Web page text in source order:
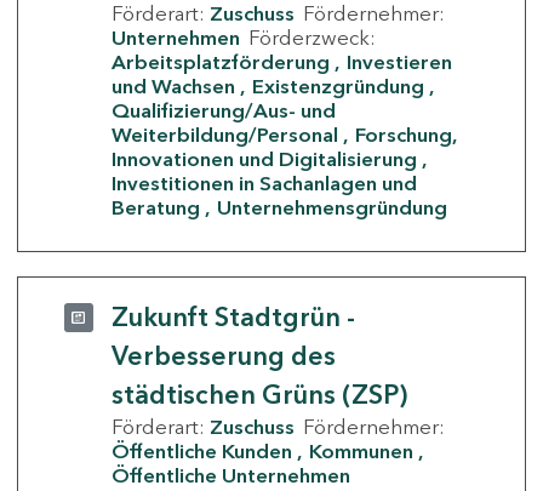
Förderart: Zuschuss Fördernehmer:
Unternehmen Förderzweck:
Arbeitsplatzförderung
Investieren
und Wachsen
Existenzgründung
Qualifizierung/Aus- und
Weiterbildung/Personal
Forschung,
Innovationen und Digitalisierung
Investitionen in Sachanlagen und
Beratung
Unternehmensgründung
Zukunft Stadtgrün -
Verbesserung des
städtischen Grüns (ZSP)
Förderart: Zuschuss Fördernehmer:
Öffentliche Kunden
Kommunen
Öffentliche Unternehmen